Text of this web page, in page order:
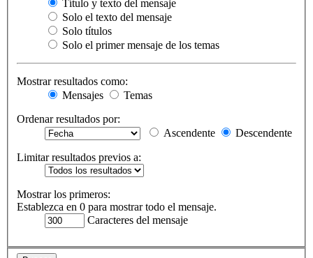
Título y texto del mensaje
Solo el texto del mensaje
Solo títulos
Solo el primer mensaje de los temas
Mostrar resultados como:
Mensajes
Temas
Ordenar resultados por:
Ascendente
Descendente
Limitar resultados previos a:
Mostrar los primeros:
Establezca en 0 para mostrar todo el mensaje.
Caracteres del mensaje